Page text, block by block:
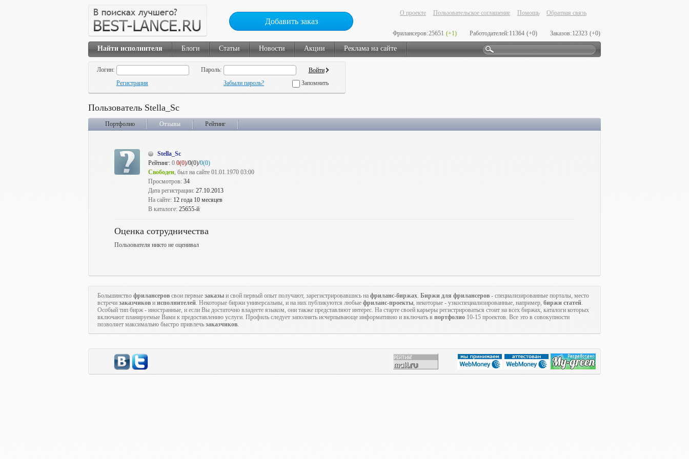
Добавить заказ
О проекте Пользовательское соглашение Помощь Обратная связь
Фрилансеров:25651 (+1) Работодателей:11364 (+0) Заказов:12323 (+0)
Найти исполнителя Блоги Статьи Новости Акции Реклама на сайте
Логин:
Пароль:
Регистрация
Забыли пароль? Запомнить
Пользователь Stella_Sc
Портфолио Отзывы Рейтинг
Stella_Sc
Рейтинг: 0 0(0)/0(0)/0(0)
Свободен, был на сайте 01.01.1970 03:00
Просмотров: 34
Дата регистрации: 27.10.2013
На сайте: 12 года 10 месяцев
В каталоге: 25655-й
Оценка сотрудничества
Пользователя никто не оценивал
Большинство фрилансеров свои первые заказы и свой первый опыт получают, зарегистрировавшись на фриланс-биржах. Биржи для фрилансеров - специализированные порталы, место
встречи заказчиков и исполнителей. Некоторые биржи универсальны, и на них публикуются любые фриланс-проекты, некоторые - узкоспециализированные, например, биржи статей.
Особый тип бирж - иностранные, и если Вы достаточно владеете языком, они также представляют интерес. На старте своей карьеры регистрироваться стоит на всех биржах, каталоги которых
включают планируемые Вами к предоставлению услуги. Профиль следует заполнять исчерпывающе информативно и включать в портфолио 10-15 проектов. Все это в совокупности
позволяет максимально быстро привлечь заказчиков.